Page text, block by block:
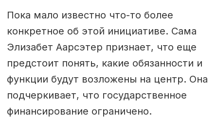
Пока мало известно что-то более
конкретное об этой инициативе. Сама
Элизабет Аарсэтер признает, что еще
предстоит понять, какие обязанности и
функции будут возложены на центр. Она
подчеркивает, что государственное
финансирование ограничено.